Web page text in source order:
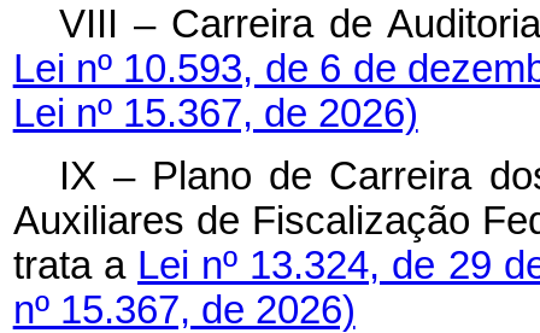
VIII – Carreira de
Lei nº 10.593, de 6 de
Lei nº 15.367, de 2026)
IX – Plano de Carreira
Auxiliares de Fiscalização
trata a Lei nº 13.324, de 29
nº 15.367, de 2026)